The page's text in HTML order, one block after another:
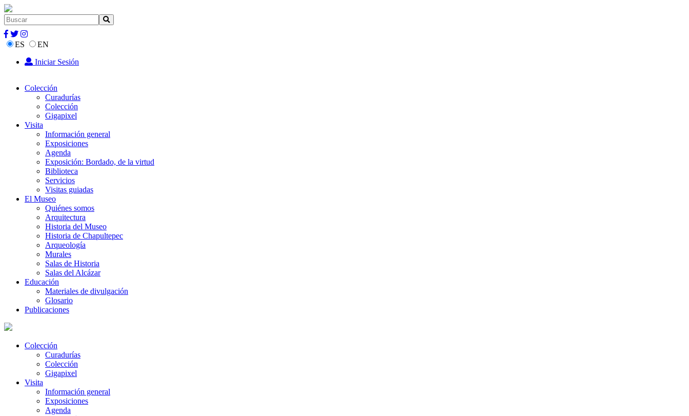
ES
EN
Iniciar Sesión
Colección
Curadurías
Colección
Gigapixel
Visita
Información general
Exposiciones
Agenda
Exposición: Bordado, de la virtud
Biblioteca
Servicios
Visitas guiadas
El Museo
Quiénes somos
Arquitectura
Historia del Museo
Historia de Chapultepec
Arqueología
Murales
Salas de Historia
Salas del Alcázar
Educación
Materiales de divulgación
Glosario
Publicaciones
Colección
Curadurías
Colección
Gigapixel
Visita
Información general
Exposiciones
Agenda